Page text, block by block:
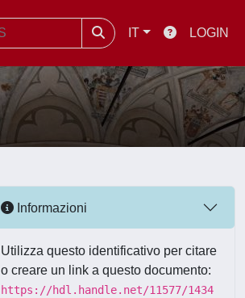
IT LOGIN
Informazioni
Utilizza questo identificativo per citare
o creare un link a questo documento:
https://hdl.handle.net/11577/1434